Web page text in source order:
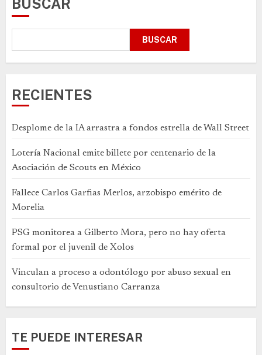
BUSCAR
BUSCAR
RECIENTES
Desplome de la IA arrastra a fondos estrella de Wall Street
Lotería Nacional emite billete por centenario de la
Asociación de Scouts en México
Fallece Carlos Garfias Merlos, arzobispo emérito de
Morelia
PSG monitorea a Gilberto Mora, pero no hay oferta
formal por el juvenil de Xolos
Vinculan a proceso a odontólogo por abuso sexual en
consultorio de Venustiano Carranza
TE PUEDE INTERESAR